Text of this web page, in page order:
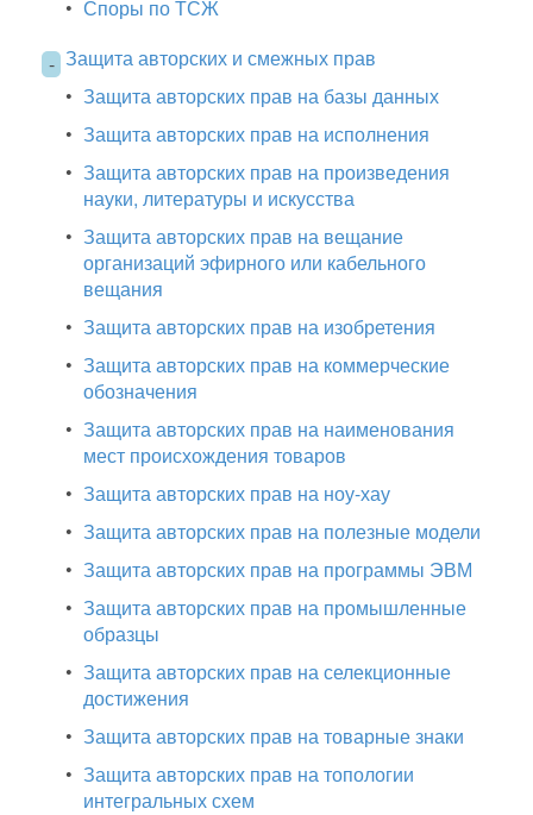
• Споры по ТСЖ
- Защита авторских и смежных прав
• Защита авторских прав на базы данных
• Защита авторских прав на исполнения
• Защита авторских прав на произведения
науки, литературы и искусства
• Защита авторских прав на вещание
организаций эфирного или кабельного
вещания
• Защита авторских прав на изобретения
• Защита авторских прав на коммерческие
обозначения
• Защита авторских прав на наименования
мест происхождения товаров
• Защита авторских прав на ноу-хау
• Защита авторских прав на полезные модели
• Защита авторских прав на программы ЭВМ
• Защита авторских прав на промышленные
образцы
• Защита авторских прав на селекционные
достижения
• Защита авторских прав на товарные знаки
• Защита авторских прав на топологии
интегральных схем